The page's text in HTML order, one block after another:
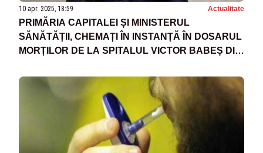
10 apr. 2025, 18:59 Actualitate
PRIMĂRIA CAPITALEI ȘI MINISTERUL
SĂNĂTĂȚII, CHEMAȚI ÎN INSTANȚĂ ÎN DOSARUL
MORȚILOR DE LA SPITALUL VICTOR BABEȘ DIN